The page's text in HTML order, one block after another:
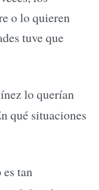
o lo quieren
tuve que
lo querían
qué situaciones
tan